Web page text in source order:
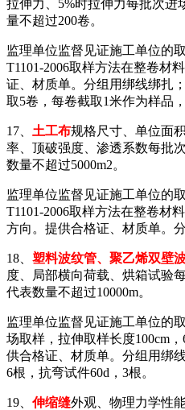
拉伸力、5%时拉伸力每批次进
量不超过200卷。
监理单位监督见证施工单位的
T1101-2006取样方法在整卷材
证、材质单。分组用绑线绑扎
取5卷，每卷截取1米作为样品，
17、 土工布规格尺寸、单位面
率、顶破强度、渗透系数每批
数量不超过5000m2。
监理单位监督见证施工单位的
T1101-2006取样方法在整卷材
方向。提供合格证、材质单。
18、 塑料波纹管、聚乙烯双壁
度、局部横向荷载、烘箱试验
代表数量不超过10000m。
监理单位监督见证施工单位的
场取样，拉伸取样长度100cm
供合格证、材质单。分组用绑
6根，抗弯试件60d，3根。
19、 伸缩缝外观、物理力学性